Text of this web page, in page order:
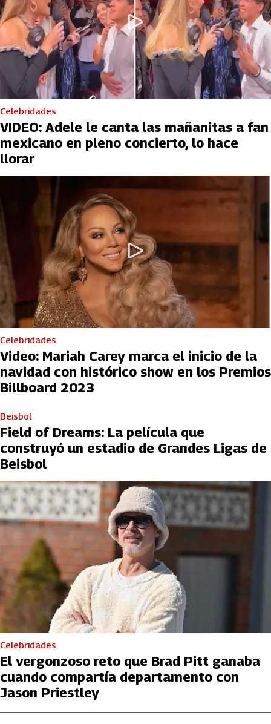
Celebridades
VIDEO: Adele le canta las mañanitas a fan
mexicano en pleno concierto, lo hace
llorar
Celebridades
Video: Mariah Carey marca el inicio de la
navidad con histórico show en los Premios
Billboard 2023
Beisbol
Field of Dreams: La película que
construyó un estadio de Grandes Ligas de
Beisbol
Celebridades
El vergonzoso reto que Brad Pitt ganaba
cuando compartía departamento con
Jason Priestley